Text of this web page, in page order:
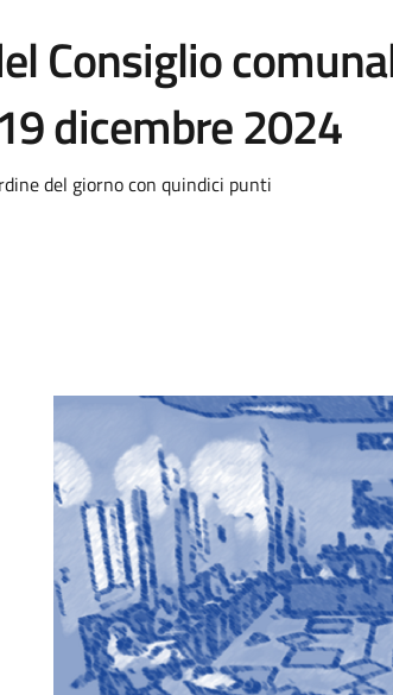
Consiglio
dicembre 2024
del giorno con quindici punti